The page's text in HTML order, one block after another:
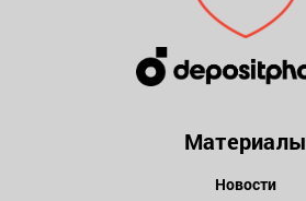
Материалы
Новости